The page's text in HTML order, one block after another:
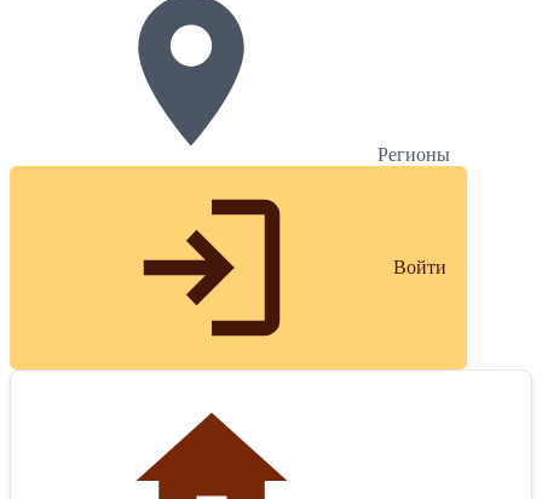
Регионы
Войти